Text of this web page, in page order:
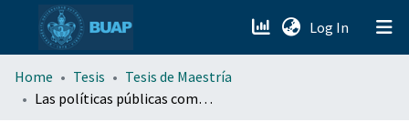
Log In (current)
menu.section.about_menu
Home Tesis
Tesis de Maestría
Las políticas públicas como mecanismo para el desarrollo local, un estudio de caso: "reconversión de cultivos de café a la industrialización del maracuyá Totutla-Veracruz"